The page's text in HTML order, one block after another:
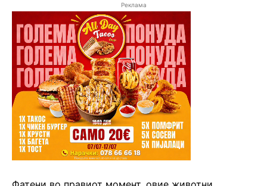
Реклама